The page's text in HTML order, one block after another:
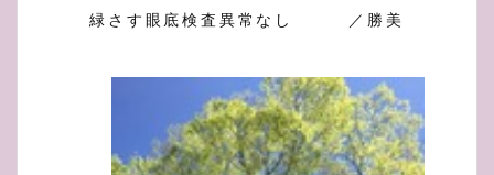
緑さす眼底検査異常なし ／勝美